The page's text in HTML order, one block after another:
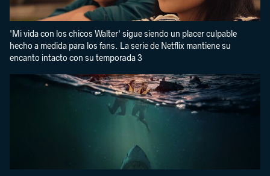
'Mi vida con los chicos Walter' sigue siendo un placer culpable
hecho a medida para los fans. La serie de Netflix mantiene su
encanto intacto con su temporada 3